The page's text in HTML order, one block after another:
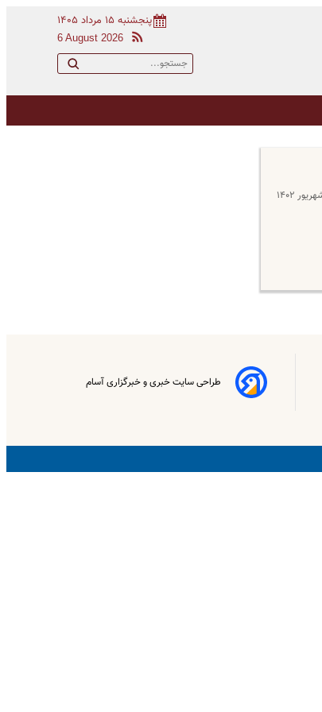
پنجشنبه ۱۵ مرداد ۱۴۰۵
6 August 2026
طراحی سایت خبری و خبرگزاری آسام